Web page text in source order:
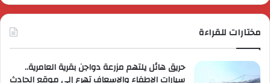
مختارات للقراءة
حريق هائل يلتهم مزرعة دواجن بقرية العامرية..
سيارات الإطفاء والإسعاف تهرع إلى موقع الحادث